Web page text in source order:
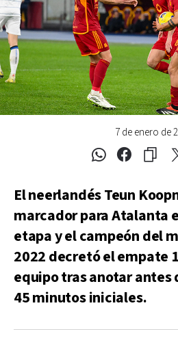
7 de enero de
El neerlandés Teun
marcador para Atalanta
etapa y el campeón del
2022 decretó el empate
equipo tras anotar antes
45 minutos iniciales.